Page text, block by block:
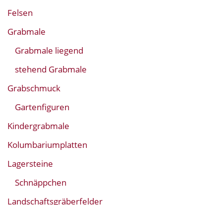
Felsen
Grabmale
Grabmale liegend
stehend Grabmale
Grabschmuck
Gartenfiguren
Kindergrabmale
Kolumbariumplatten
Lagersteine
Schnäppchen
Landschaftsgräberfelder